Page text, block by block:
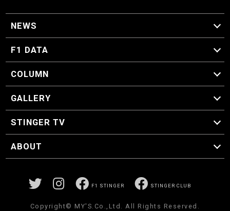
NEWS
F1 ニュース
F1 DATA
F1 日程
F1 データ
COLUMN
マイ・ワンダフル・サーキット
スクーデリア・一方通行
F1に燃え、ゴルフに泣く日々。
スティングくんの部屋
GALLERY
GALLERY
STINGER TV
STINGER TV
ABOUT
F1 STINGER STINGER CLUB
Copyright© MY'S.Co.,Ltd. All Rights Reserved.